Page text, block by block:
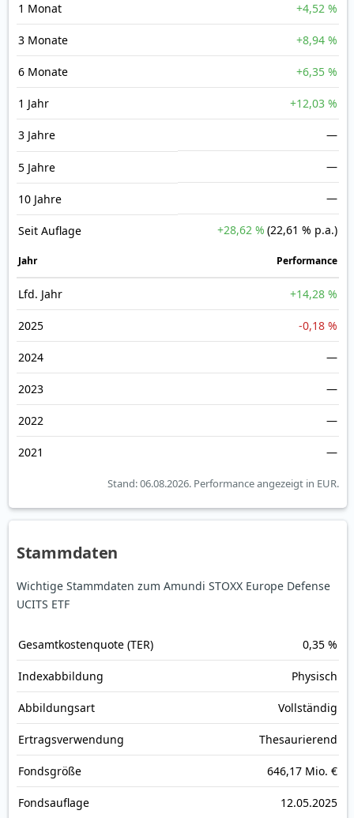
1 Monat +4,52 %
3 Monate +8,94 %
6 Monate +6,35 %
1 Jahr +12,03 %
3 Jahre —
5 Jahre —
10 Jahre —
Seit Auflage +28,62 % (22,61 % p.a.)
Jahr Perfor­mance
Lfd. Jahr +14,28 %
2025 -0,18 %
2024 —
2023 —
2022 —
2021 —
Stand: 06.08.2026. Performance angezeigt in EUR.
Stammdaten
Wichtige Stammdaten zum Amundi STOXX Europe Defense
UCITS ETF
Gesamt­kosten­quote (TER) 0,35 %
Index­abbildung Physisch
Abbildungs­art Vollständig
Ertrags­verwendung Thesaurierend
Fonds­größe 646,17 Mio. €
Fonds­auflage 12.05.2025